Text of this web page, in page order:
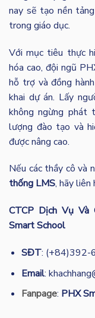
nay sẽ tạo nền
trong giáo dục.
Với mục tiêu thực
hóa cao, đội ngũ
hỗ trợ và đồng
khai dự án. Lấy
không ngừng phát
lượng đào tạo và
được nâng cao.
Nếu các thầy cô và
thống LMS, hãy liên
CTCP Dịch Vụ Và
Smart School
SĐT: (+84)392-
Email:
Fanpage: PHX